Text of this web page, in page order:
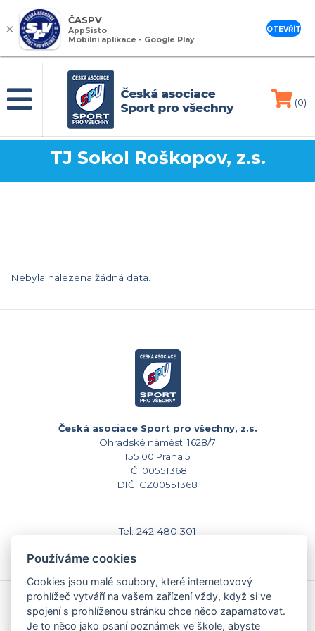
(0)
TJ Sokol Roškopov, z.s.
Nebyla nalezena žádná data.
Česká asociace Sport pro všechny, z.s.
Ohradské náměstí 1628/7
155 00 Praha 5
IČ: 00551368
DIČ: CZ00551368
Tel: 242 480 301
www.caspv.cz
Kontakty
Domů
×
ČASPV
AppSisto
Mobilní aplikace - Google Play
OTEVŘÍT
Používáme cookies
Cookies jsou malé soubory, které internetovový
prohlížeč vytváří na vašem zařízení vždy, když si ve
spojení s prohlíženou stránku chce něco zapamatovat.
Je to něco jako psaní poznámek ve škole, abyste